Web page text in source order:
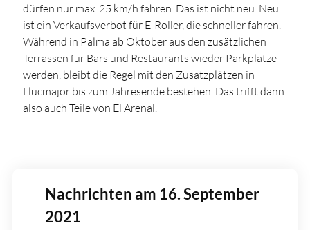
dürfen nur max. 25 km/h fahren. Das ist nicht neu. Neu
ist ein Verkaufsverbot für E-Roller, die schneller fahren.
Während in Palma ab Oktober aus den zusätzlichen
Terrassen für Bars und Restaurants wieder Parkplätze
werden, bleibt die Regel mit den Zusatzplätzen in
Llucmajor bis zum Jahresende bestehen. Das trifft dann
also auch Teile von El Arenal.
Nachrichten am 16. September
2021